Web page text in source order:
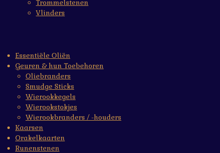
Trommelstenen
Vlinders
Essentiële Oliën
Geuren & hun Toebehoren
Oliebranders
Smudge Sticks
Wierookkegels
Wierookstokjes
Wierookbranders / -houders
Kaarsen
Orakelkaarten
Runenstenen